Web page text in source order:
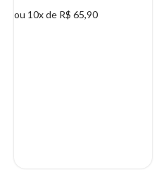
ou 10x de R$ 65,90